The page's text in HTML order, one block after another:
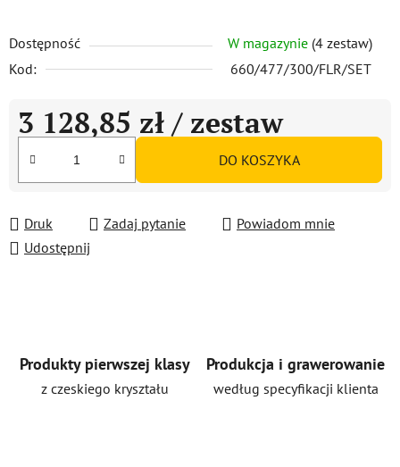
Dostępność W magazynie (4 zestaw)
Kod:
660/477/300/FLR/SET
3 128,85 zł / zestaw
DO KOSZYKA
Druk Zadaj pytanie
Powiadom mnie
Udostępnij
Produkty pierwszej klasy
z czeskiego kryształu
Produkcja i grawerowanie
według specyfikacji klienta